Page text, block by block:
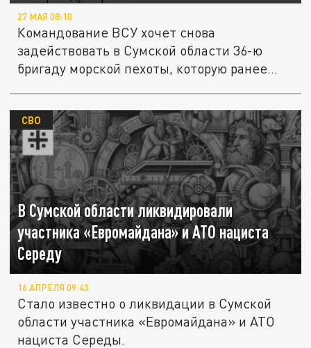
27 МАЯ 08:10
Командование ВСУ хочет снова
задействовать в Сумской области 36-ю
бригаду морской пехоты, которую ранее...
В Сумской области ликвидировали
участника «Евромайдана» и АТО нациста
Середу
СВО
16 АПРЕЛЯ 09:43
Стало известно о ликвидации в Сумской
области участника «Евромайдана» и АТО
нациста Середы.